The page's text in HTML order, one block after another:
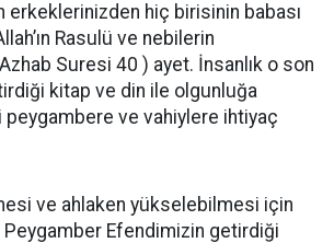
erkeklerinizden hiç birisinin babası
Rasulü ve nebilerin
Suresi 40 ) ayet. İnsanlık o son
kitap ve din ile olgunluğa
peygambere ve vahiylere ihtiyaç
ve ahlaken yükselebilmesi için
Peygamber Efendimizin getirdiği